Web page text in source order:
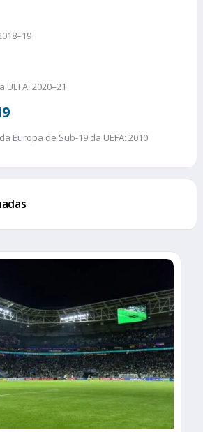
UEFA: 2020–21
Europa de Sub-19 da UEFA: 2010